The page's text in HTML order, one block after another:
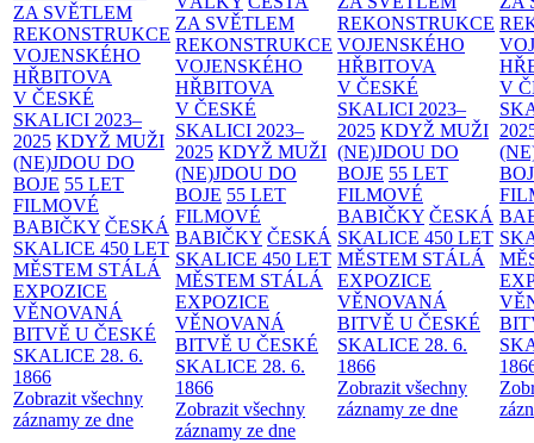
ZA SVĚTLEM
REKONSTRUKCE
VOJENSKÉHO
HŘBITOVA
V ČESKÉ
SKALICI 2023–
2025 KDYŽ MUŽI
(NE)JDOU DO
BOJE 55 LET
FILMOVÉ
BABIČKY ČESKÁ
SKALICE 450 LET
MĚSTEM STÁLÁ
EXPOZICE
VĚNOVANÁ
BITVĚ U ČESKÉ
SKALICE 28. 6.
1866
Zobrazit všechny
záznamy ze dne
ZA SVĚTLEM
REKONSTRUKCE
VOJENSKÉHO
HŘBITOVA
V ČESKÉ
SKALICI 2023–
2025 KDYŽ MUŽI
(NE)JDOU DO
BOJE 55 LET
FILMOVÉ
BABIČKY ČESKÁ
SKALICE 450 LET
MĚSTEM STÁLÁ
EXPOZICE
VĚNOVANÁ
BITVĚ U ČESKÉ
SKALICE 28. 6.
1866
Zobrazit všechny
záznamy ze dne
REKONSTRUKCE
VOJENSKÉHO
HŘBITOVA
V ČESKÉ
SKALICI 2023–
2025 KDYŽ MUŽI
(NE)JDOU DO
BOJE 55 LET
FILMOVÉ
BABIČKY ČESKÁ
SKALICE 450 LET
MĚSTEM STÁLÁ
EXPOZICE
VĚNOVANÁ
BITVĚ U ČESKÉ
SKALICE 28. 6.
1866
Zobrazit všechny
záznamy ze dne
V